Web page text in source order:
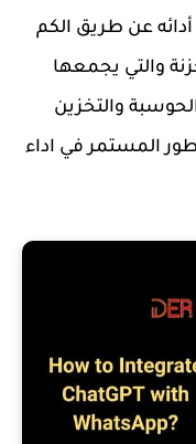
عن طريق الكم
والتي يجمعها
والتخزين
المستمر في اداء